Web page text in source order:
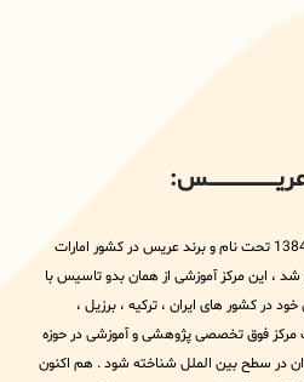
مرکز آموزش عالی عریس در سال 1384 تحت نام و برند عریس در کشور امارات
، این مرکز آموزشی از همان بدو تاسیس با
در کشور های ایران ، ترکیه ، برزیل ،
مرکز فوق تخصصی پژوهشی و آموزشی در حوزه
در سطح بین الملل شناخته شود . هم اکنون